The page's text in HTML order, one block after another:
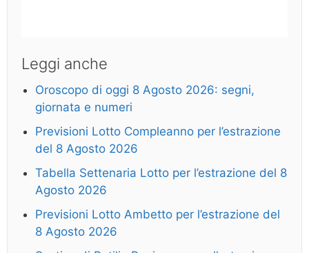
Leggi anche
Oroscopo di oggi 8 Agosto 2026: segni,
giornata e numeri
Previsioni Lotto Compleanno per l’estrazione
del 8 Agosto 2026
Tabella Settenaria Lotto per l’estrazione del 8
Agosto 2026
Previsioni Lotto Ambetto per l’estrazione del
8 Agosto 2026